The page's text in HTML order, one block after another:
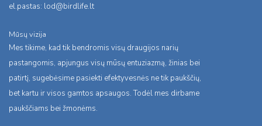
el.pastas: lod@birdlife.lt
Mūsų vizija
Mes tikime, kad tik bendromis visų draugijos narių
pastangomis, apjungus visų mūsų entuziazmą, žinias bei
patirtį, sugebėsime pasiekti efektyvesnės ne tik paukščių,
bet kartu ir visos gamtos apsaugos. Todėl mes dirbame
paukščiams bei žmonėms.